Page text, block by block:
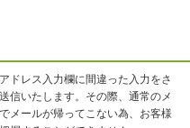
ドレス入力欄に間違った入力をさ
信いたします。その際、通常のメ
メールが帰ってこない為、お客様